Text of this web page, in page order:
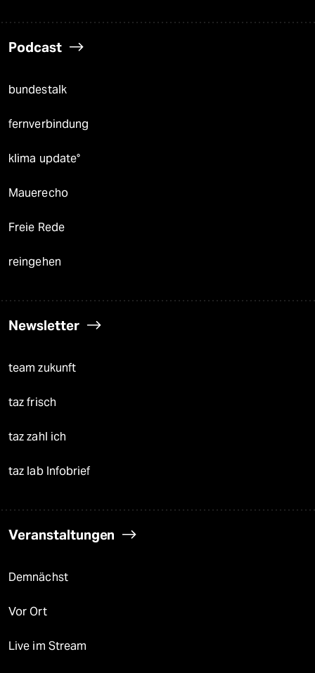
Podcast
bundestalk
fernverbindung
klima update°
Mauerecho
Freie Rede
reingehen
Newsletter
team zukunft
taz frisch
taz zahl ich
taz lab Infobrief
Veranstaltungen
Demnächst
Vor Ort
Live im Stream